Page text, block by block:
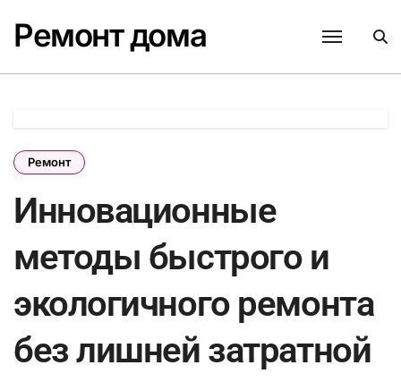
содержанию
Ремонт дома
Ремонт
Инновационные
методы быстрого и
экологичного ремонта
без лишней затратной